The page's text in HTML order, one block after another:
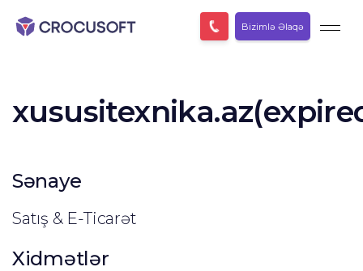
Bizimlə Əlaqə
Sənaye
Satış & E-Ticarət
Xidmətlər